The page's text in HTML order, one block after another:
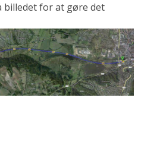
billedet for at gøre det